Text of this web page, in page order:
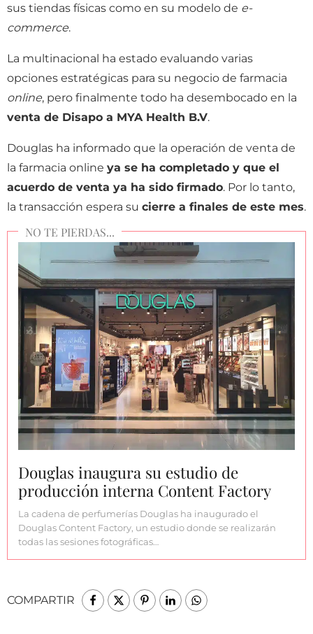
sus tiendas físicas como en su modelo de e-
commerce.
La multinacional ha estado evaluando varias
opciones estratégicas para su negocio de farmacia
online, pero finalmente todo ha desembocado en la
venta de Disapo a MYA Health B.V.
Douglas ha informado que la operación de venta de
la farmacia online ya se ha completado y que el
acuerdo de venta ya ha sido firmado. Por lo tanto,
la transacción espera su cierre a finales de este mes.
Douglas inaugura su estudio de
producción interna Content Factory
La cadena de perfumerías Douglas ha inaugurado el
Douglas Content Factory, un estudio donde se realizarán
todas las sesiones fotográficas…
COMPARTIR